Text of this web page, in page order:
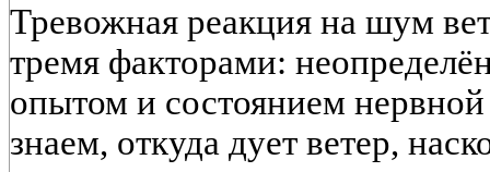
Тревожная реакция на шум
тремя факторами:
опытом и состоянием
знаем, откуда дует ветер,